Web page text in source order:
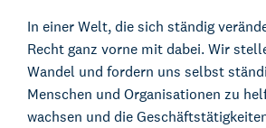
In einer Welt, die sich ständig
Recht ganz vorne mit dabei.Wir
Wandel und fordern uns selbst
Menschen und Organisationen zu
wachsen und die